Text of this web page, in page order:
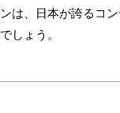
は、日本が誇るコ
しょう。